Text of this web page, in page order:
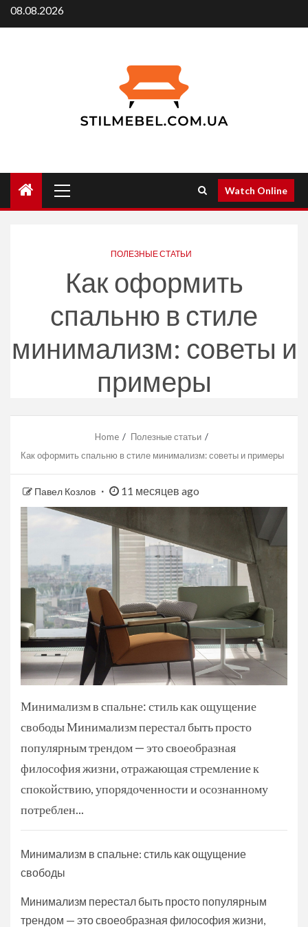
Skip
to
08.08.2026
Menu
Watch Online
ПОЛЕЗНЫЕ СТАТЬИ
Как оформить
спальню в стиле
минимализм: советы и
примеры
Home
Полезные статьи
Как оформить спальню в стиле минимализм: советы и примеры
Павел Козлов 11 месяцев ago
Минимализм в спальне: стиль как ощущение
свободы Минимализм перестал быть просто
популярным трендом — это своеобразная
философия жизни, отражающая стремление к
спокойствию, упорядоченности и осознанному
потреблен...
Минимализм в спальне: стиль как ощущение
свободы
Минимализм перестал быть просто популярным
трендом — это своеобразная философия жизни,